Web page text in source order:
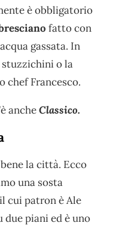
è obbligatorio
fatto con
gassata. In
stuzzichini o la
chef Francesco.
ancheClassico.
la città. Ecco
una sosta
il cui patron è Ale
due piani ed è uno